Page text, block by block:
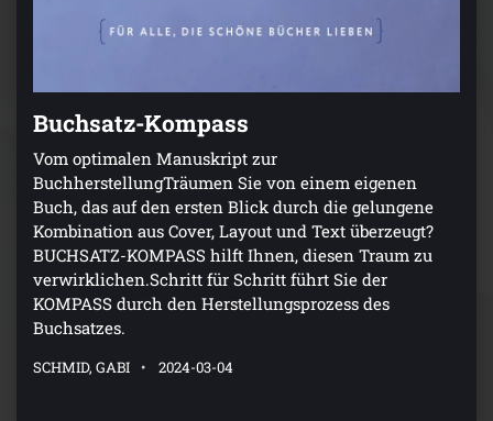
Buchsatz-Kompass
Vom optimalen Manuskript zur
BuchherstellungTräumen Sie von einem eigenen
Buch, das auf den ersten Blick durch die gelungene
Kombination aus Cover, Layout und Text überzeugt?
BUCHSATZ-KOMPASS hilft Ihnen, diesen Traum zu
verwirklichen.Schritt für Schritt führt Sie der
KOMPASS durch den Herstellungsprozess des
Buchsatzes.
SCHMID, GABI 2024-03-04